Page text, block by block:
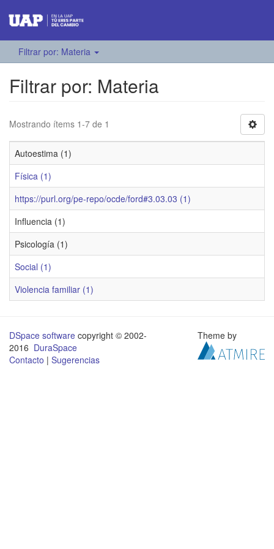
Filtrar por: Materia
Filtrar por: Materia
Mostrando ítems 1-7 de 1
Autoestima (1)
Física (1)
https://purl.org/pe-repo/ocde/ford#3.03.03 (1)
Influencia (1)
Psicología (1)
Social (1)
Violencia familiar (1)
DSpace software copyright © 2002-
2016 DuraSpace
Contacto | Sugerencias
Theme by